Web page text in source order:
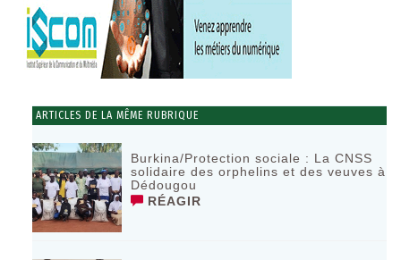
ARTICLES DE LA MÊME RUBRIQUE
Burkina/Protection sociale : La CNSS
solidaire des orphelins et des veuves à
Dédougou
RÉAGIR